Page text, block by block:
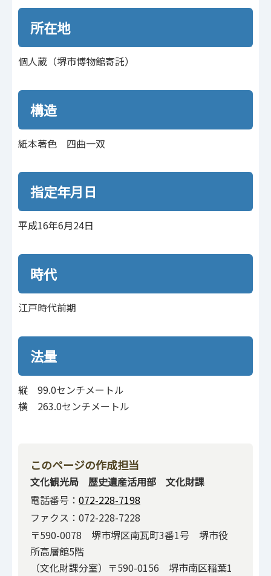
所在地
個人蔵（堺市博物館寄託）
構造
紙本著色 四曲一双
指定年月日
平成16年6月24日
時代
江戸時代前期
法量
縦 99.0センチメートル
横 263.0センチメートル
このページの作成担当
文化観光局 歴史遺産活用部 文化財課
電話番号： 072-228-7198
ファクス：072-228-7228
〒590-0078 堺市堺区南瓦町3番1号 堺市役
所高層館5階
（文化財課分室）〒590-0156 堺市南区稲葉1